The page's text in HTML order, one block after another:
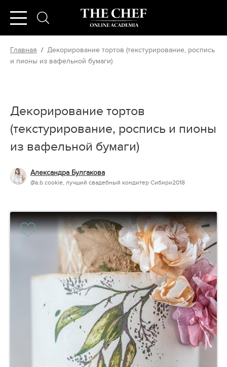
Главная / Декорирование тортов (текстурирование, роспись
и пионы из вафельной бумаги)
Декорирование тортов
(текстурирование, роспись и пионы
из вафельной бумаги)
Александра Булгакова
@a.b.cookie, лучший свадебный кондитер Сибири2018